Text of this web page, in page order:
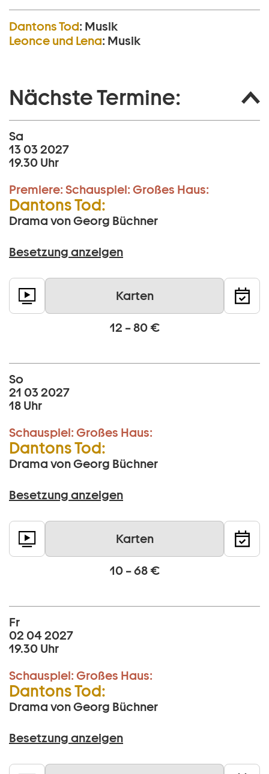
Dantons Tod: Musik
Leonce und Lena: Musik
Nächste Termine:
Sa
13 03 2027
19.30 Uhr
Premiere: Schauspiel: Großes Haus:
Dantons Tod:
Drama von Georg Büchner
Besetzung anzeigen
Karten
12 – 80 €
So
21 03 2027
18 Uhr
Schauspiel: Großes Haus:
Dantons Tod:
Drama von Georg Büchner
Besetzung anzeigen
Karten
10 – 68 €
Fr
02 04 2027
19.30 Uhr
Schauspiel: Großes Haus:
Dantons Tod:
Drama von Georg Büchner
Besetzung anzeigen